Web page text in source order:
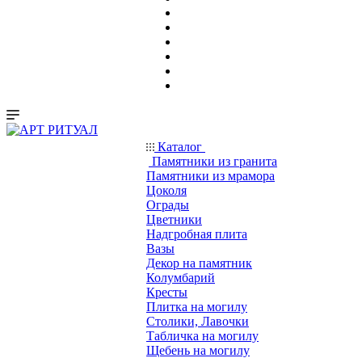
Каталог
Памятники из гранита
Памятники из мрамора
Цоколя
Ограды
Цветники
Надгробная плита
Вазы
Декор на памятник
Колумбарий
Кресты
Плитка на могилу
Столики, Лавочки
Табличка на могилу
Щебень на могилу